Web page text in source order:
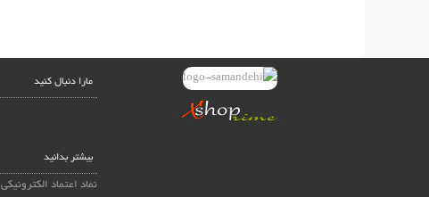
مارا دنبال کنید
بیشتر بدانید
نماد اعتماد الکترونیکی